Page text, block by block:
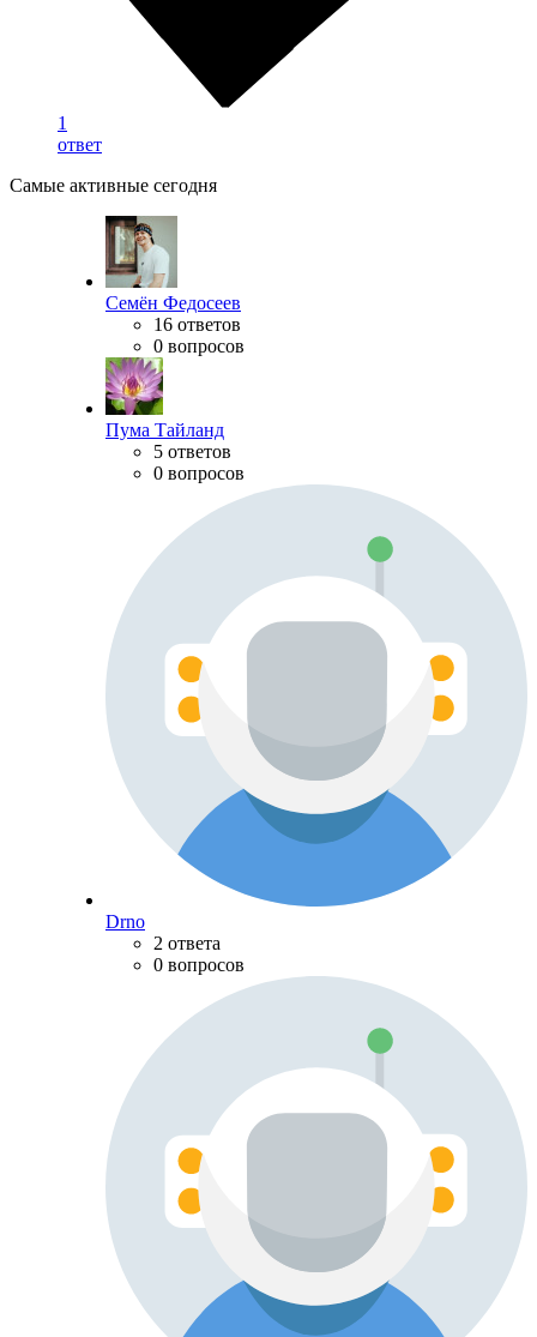
1
ответ
Самые активные сегодня
Семён Федосеев
16 ответов
0 вопросов
Пума Тайланд
5 ответов
0 вопросов
Drno
2 ответа
0 вопросов